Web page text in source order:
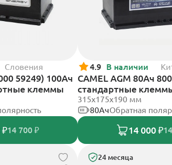
Словения
59249) 100Ач
клеммы
₽14 700 ₽
4.9 В наличии
CAMEL AGM 80Ач
стандартные
315x175x190 мм
80АчОбратная
14 000 ₽
24 месяца